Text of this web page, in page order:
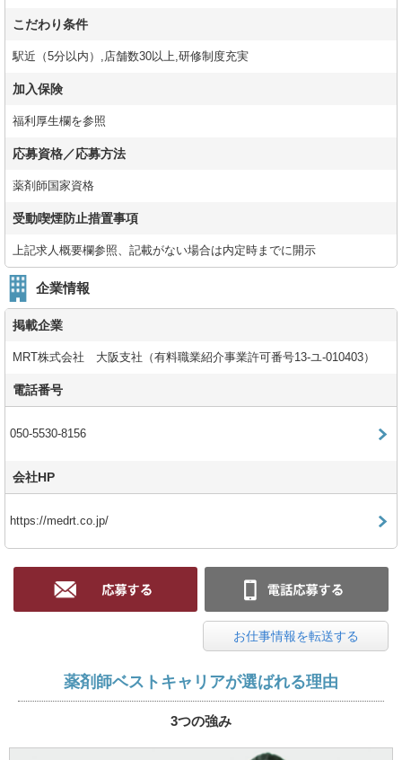
こだわり条件
駅近（5分以内）,店舗数30以上,研修制度充実
加入保険
福利厚生欄を参照
応募資格／応募方法
薬剤師国家資格
受動喫煙防止措置事項
上記求人概要欄参照、記載がない場合は内定時までに開示
企業情報
掲載企業
MRT株式会社 大阪支社（有料職業紹介事業許可番号13-ユ-010403）
電話番号
050-5530-8156
会社HP
https://medrt.co.jp/
お仕事情報を転送する
薬剤師ベストキャリアが選ばれる理由
3つの強み